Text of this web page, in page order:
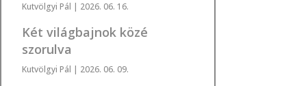
Kutvölgyi Pál | 2026. 06. 16.
Két világbajnok közé
szorulva
Kutvölgyi Pál | 2026. 06. 09.